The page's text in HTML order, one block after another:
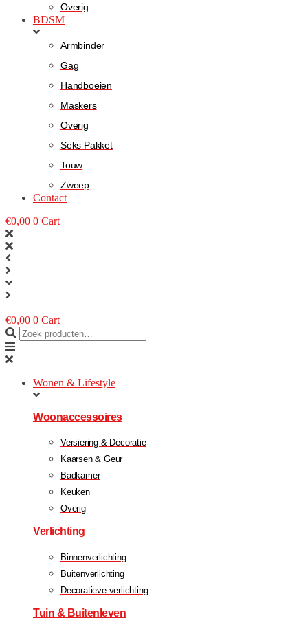
Overig
BDSM
Armbinder
Gag
Handboeien
Maskers
Overig
Seks Pakket
Touw
Zweep
Contact
€0,00 0 Cart
€0,00 0 Cart
Wonen & Lifestyle
Woonaccessoires
Versiering & Decoratie
Kaarsen & Geur
Badkamer
Keuken
Overig
Verlichting
Binnenverlichting
Buitenverlichting
Decoratieve verlichting
Tuin & Buitenleven